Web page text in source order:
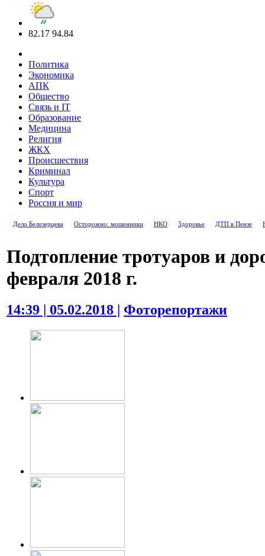
82.17 94.84
Политика
Экономика
АПК
Общество
Связь и IT
Образование
Медицина
Религия
ЖКХ
Происшествия
Криминал
Культура
Спорт
Россия и мир
Дело Белозерцева Осторожно: мошенники НКО Здоровье ДТП в Пензе
Подтопление тротуаров и
февраля 2018 г.
14:39 | 05.02.2018 | Фоторепортажи